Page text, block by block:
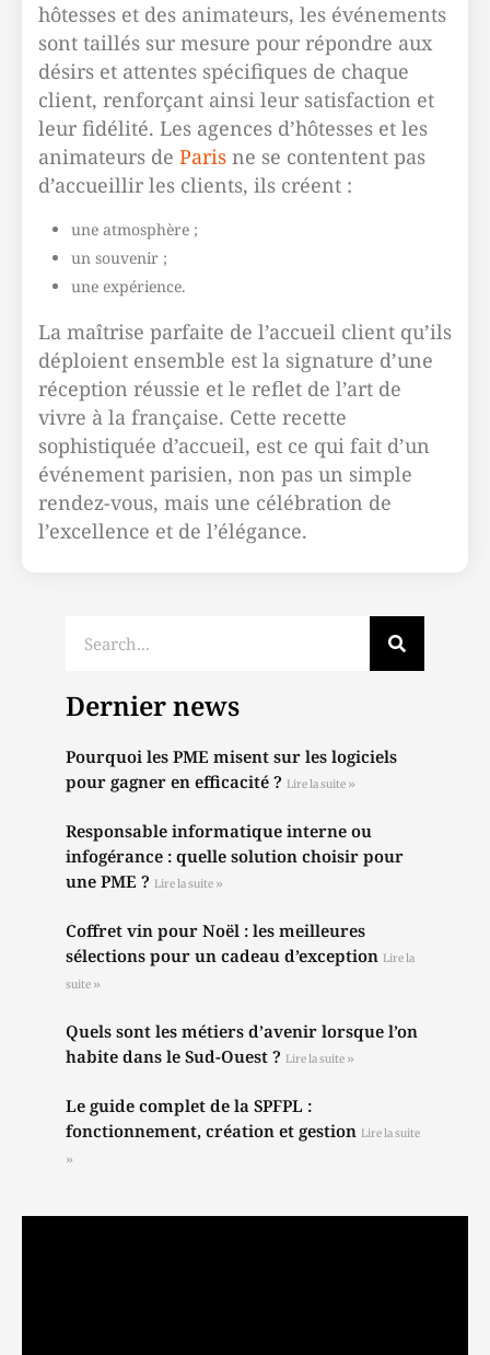
hôtesses et des animateurs, les événements
sont taillés sur mesure pour répondre aux
désirs et attentes spécifiques de chaque
client, renforçant ainsi leur satisfaction et
leur fidélité. Les agences d’hôtesses et les
animateurs de Paris ne se contentent pas
d’accueillir les clients, ils créent :
une atmosphère ;
un souvenir ;
une expérience.
La maîtrise parfaite de l’accueil client qu’ils
déploient ensemble est la signature d’une
réception réussie et le reflet de l’art de
vivre à la française. Cette recette
sophistiquée d’accueil, est ce qui fait d’un
événement parisien, non pas un simple
rendez-vous, mais une célébration de
l’excellence et de l’élégance.
Dernier news
Pourquoi les PME misent sur les logiciels
pour gagner en efficacité ? Lire la suite »
Responsable informatique interne ou
infogérance : quelle solution choisir pour
une PME ? Lire la suite »
Coffret vin pour Noël : les meilleures
sélections pour un cadeau d’exception Lire la
suite »
Quels sont les métiers d’avenir lorsque l’on
habite dans le Sud-Ouest ? Lire la suite »
Le guide complet de la SPFPL :
fonctionnement, création et gestion Lire la suite
»